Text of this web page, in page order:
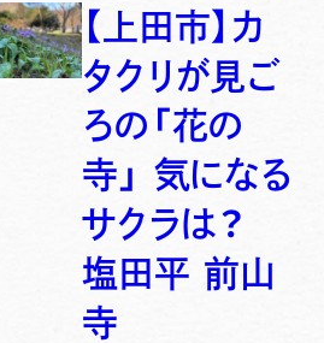
【上田市】カ
タクリが見ご
ろの「花の
寺」 気になる
サクラは？
塩田平 前山
寺